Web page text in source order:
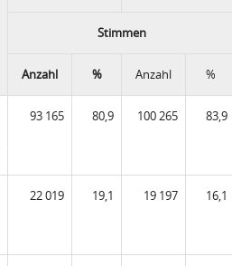
Stimmen
Anzahl % Anzahl %
93 165 80,9 100 265 83,9
22 019 19,1 19 197 16,1